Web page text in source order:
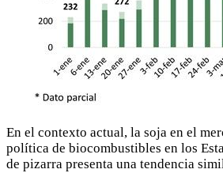
En el contexto actual, la soja en el
política de biocombustibles en los
de pizarra presenta una tendencia